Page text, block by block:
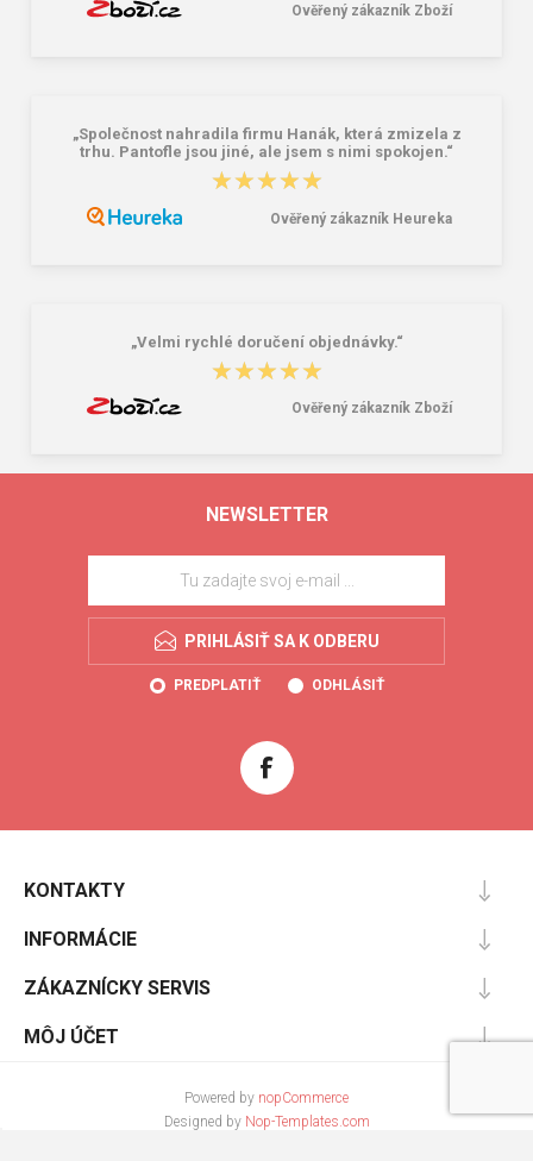
Ověřený zákazník Zboží
„Společnost nahradila firmu Hanák, která zmizela z
trhu. Pantofle jsou jiné, ale jsem s nimi spokojen.“
★★★★★
★★★★★
Ověřený zákazník Heureka
„Velmi rychlé doručení objednávky.“
★★★★★
★★★★★
Ověřený zákazník Zboží
NEWSLETTER
PRIHLÁSIŤ SA K ODBERU
PREDPLATIŤ ODHLÁSIŤ
KONTAKTY
INFORMÁCIE
ZÁKAZNÍCKY SERVIS
MÔJ ÚČET
Powered by nopCommerce
Designed by Nop-Templates.com